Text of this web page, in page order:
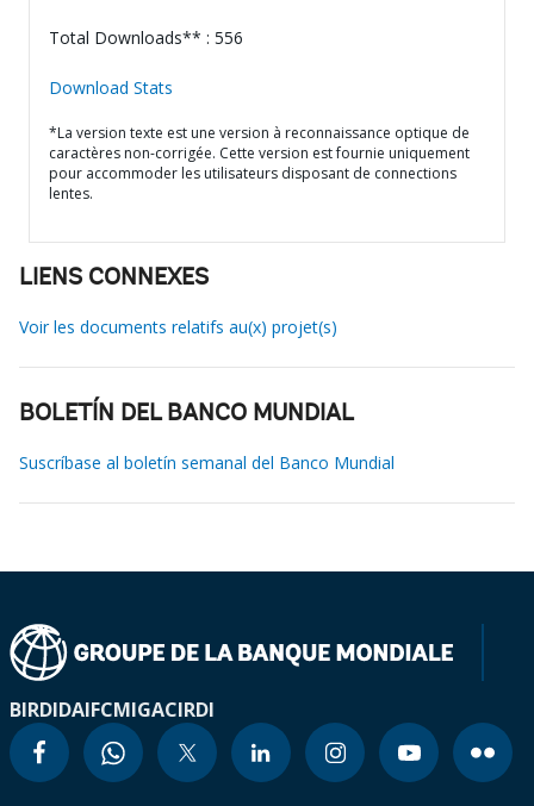
Total Downloads** : 556
Download Stats
*La version texte est une version à reconnaissance optique de
caractères non-corrigée. Cette version est fournie uniquement
pour accommoder les utilisateurs disposant de connections
lentes.
LIENS CONNEXES
Voir les documents relatifs au(x) projet(s)
BOLETÍN DEL BANCO MUNDIAL
Suscríbase al boletín semanal del Banco Mundial
BIRDIDAIFCMIGACIRDI